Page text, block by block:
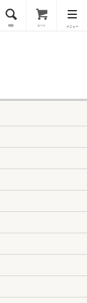
検索 カート メニュー